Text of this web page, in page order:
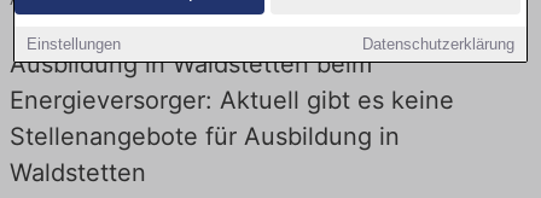
Einstellungen Datenschutzerklärung
Ausbildung in Waldstetten beim
Energieversorger: Aktuell gibt es keine
Stellenangebote für Ausbildung in
Waldstetten